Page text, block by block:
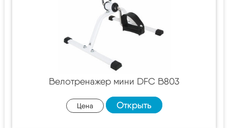
Велотренажер мини DFC B803
Цена Открыть